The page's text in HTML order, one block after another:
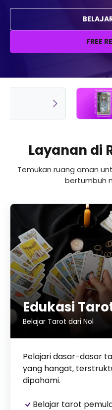
FREE
Arti
Priestess
Layanan di
Temukan ruang aman
bertumbuh
Edukasi
Belajar Tarot dari Nol
Pelajari dasar-dasar
yang hangat,
dipahami.
Belajar tarot